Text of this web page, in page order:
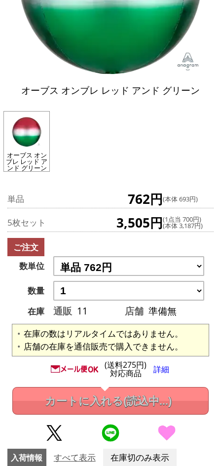
オーブス オンブレ レッド アンド グリーン
オーブス オン
ブレ レッド ア
ンド グリーン
単品 762円(本体 693円)
5枚セット 3,505円(1点当 700円)
(本体 3,187円)
ご注文
数単位
数量
在庫
通販 11 店舗 準備無
在庫の数はリアルタイムではありません。
店舗の在庫を通信販売で購入できません。
(送料275円)
対応商品 詳細
カートに入れる(読込中...)
入荷情報 すべて表示 在庫切のみ表示